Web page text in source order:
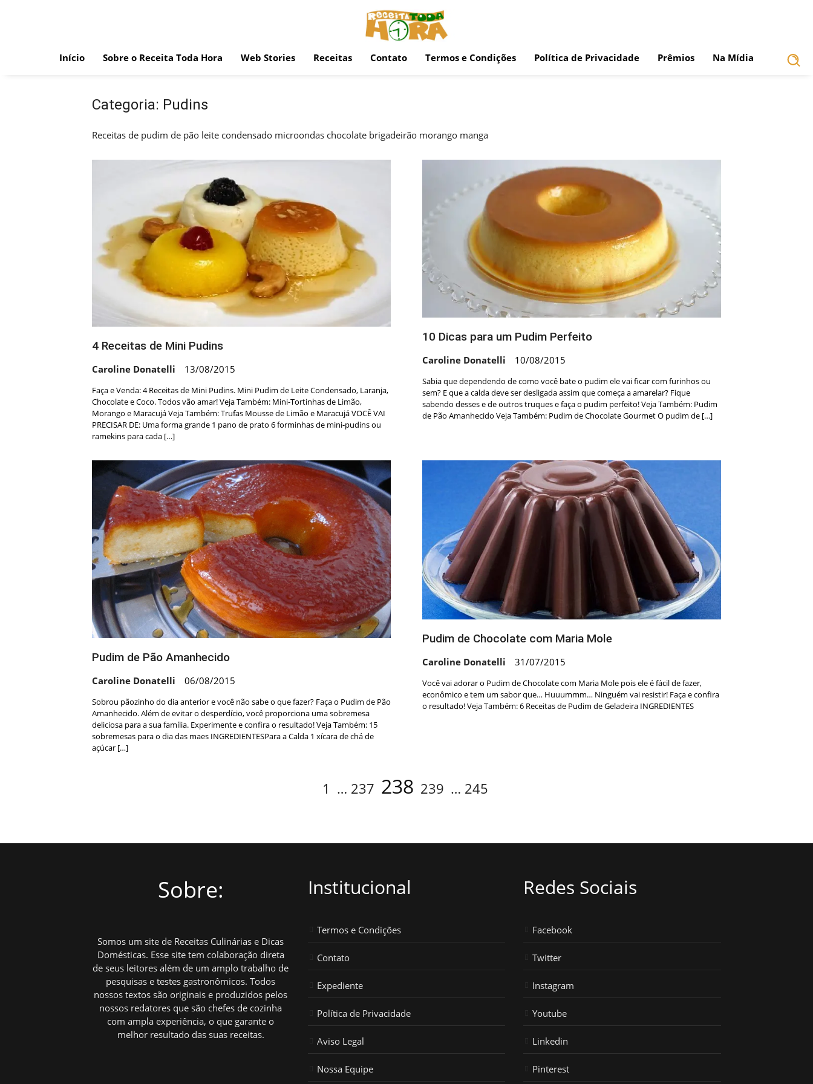
Início Sobre o Receita Toda Hora Web Stories Receitas Contato Termos e Condições Política de Privacidade Prêmios Na Mídia
Categoria: Pudins
Receitas de pudim de pão leite condensado microondas chocolate brigadeirão morango manga
4 Receitas de Mini Pudins
Caroline Donatelli 13/08/2015
Faça e Venda: 4 Receitas de Mini Pudins. Mini Pudim de Leite Condensado, Laranja,
Chocolate e Coco. Todos vão amar! Veja Também: Mini-Tortinhas de Limão,
Morango e Maracujá Veja Também: Trufas Mousse de Limão e Maracujá VOCÊ VAI
PRECISAR DE: Uma forma grande 1 pano de prato 6 forminhas de mini-pudins ou
ramekins para cada […]
10 Dicas para um Pudim Perfeito
Caroline Donatelli 10/08/2015
Sabia que dependendo de como você bate o pudim ele vai ficar com furinhos ou
sem? E que a calda deve ser desligada assim que começa a amarelar? Fique
sabendo desses e de outros truques e faça o pudim perfeito! Veja Também: Pudim
de Pão Amanhecido Veja Também: Pudim de Chocolate Gourmet O pudim de […]
Pudim de Pão Amanhecido
Caroline Donatelli 06/08/2015
Sobrou pãozinho do dia anterior e você não sabe o que fazer? Faça o Pudim de Pão
Amanhecido. Além de evitar o desperdício, você proporciona uma sobremesa
deliciosa para a sua família. Experimente e confira o resultado! Veja Também: 15
sobremesas para o dia das maes INGREDIENTESPara a Calda 1 xícara de chá de
açúcar […]
Pudim de Chocolate com Maria Mole
Caroline Donatelli 31/07/2015
Você vai adorar o Pudim de Chocolate com Maria Mole pois ele é fácil de fazer,
econômico e tem um sabor que… Huuummm… Ninguém vai resistir! Faça e confira
o resultado! Veja Também: 6 Receitas de Pudim de Geladeira INGREDIENTES
Page
1 … Page
237 Page
238 Page
239 … Page
245
Sobre:
Somos um site de Receitas Culinárias e Dicas
Domésticas. Esse site tem colaboração direta
de seus leitores além de um amplo trabalho de
pesquisas e testes gastronômicos. Todos
nossos textos são originais e produzidos pelos
nossos redatores que são chefes de cozinha
com ampla experiência, o que garante o
melhor resultado das suas receitas.
Institucional
Termos e Condições
Contato
Expediente
Política de Privacidade
Aviso Legal
Nossa Equipe
Redes Sociais
Facebook
Twitter
Instagram
Youtube
Linkedin
Pinterest